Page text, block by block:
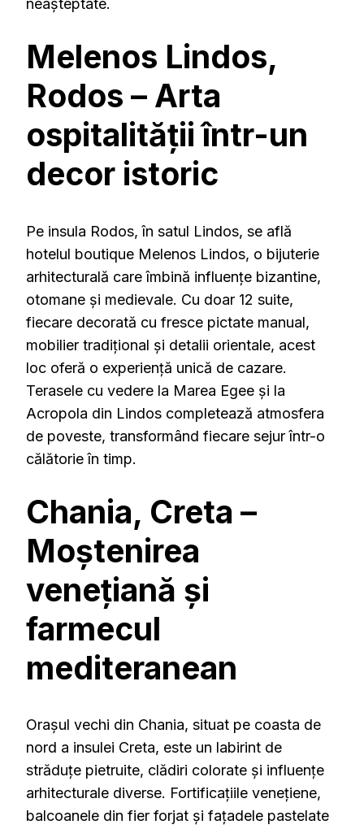
neașteptate.
Melenos Lindos,
Rodos – Arta
ospitalității într-un
decor istoric
Pe insula Rodos, în satul Lindos, se află
hotelul boutique Melenos Lindos, o bijuterie
arhitecturală care îmbină influențe bizantine,
otomane și medievale. Cu doar 12 suite,
fiecare decorată cu fresce pictate manual,
mobilier tradițional și detalii orientale, acest
loc oferă o experiență unică de cazare.
Terasele cu vedere la Marea Egee și la
Acropola din Lindos completează atmosfera
de poveste, transformând fiecare sejur într-o
călătorie în timp.
Chania, Creta –
Moștenirea
venețiană și
farmecul
mediteranean
Orașul vechi din Chania, situat pe coasta de
nord a insulei Creta, este un labirint de
străduțe pietruite, clădiri colorate și influențe
arhitecturale diverse. Fortificațiile venețiene,
balcoanele din fier forjat și fațadele pastelate